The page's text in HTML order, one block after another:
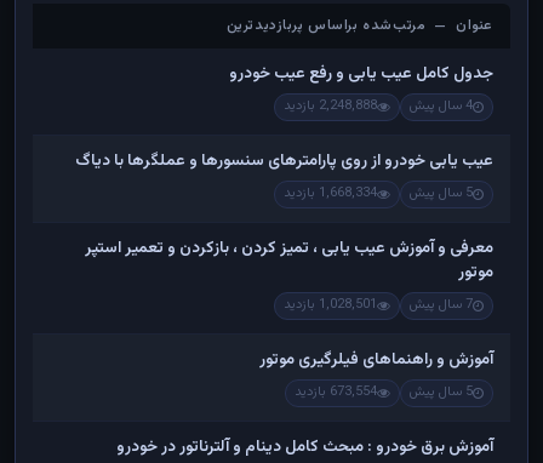
عنوان — مرتب‌شده براساس پربازدیدترین
عنوان — مرتب‌شده براساس پربازدیدترین
جدول کامل عیب یابی و رفع عیب خودرو
4 سال پیش 2,248,888 بازدید
عیب یابی خودرو از روی پارامترهای سنسورها و عملگرها با دیاگ
5 سال پیش 1,668,334 بازدید
معرفی و آموزش عیب یابی ، تمیز کردن ، بازکردن و تعمیر استپر
موتور
7 سال پیش 1,028,501 بازدید
آموزش و راهنماهای فیلرگیری موتور
5 سال پیش 673,554 بازدید
آموزش برق خودرو : مبحث کامل دینام و آلترناتور در خودرو